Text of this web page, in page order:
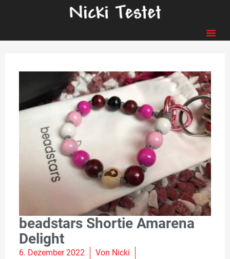
beadstars Shortie Amarena
Delight
6. Dezember 2022 Von Nicki